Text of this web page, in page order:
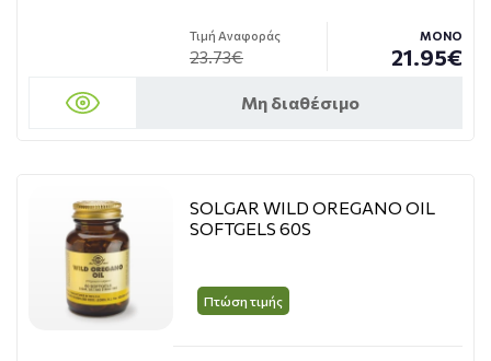
Τιμή Αναφοράς
23.73€
ΜΟΝΟ
21.95€
Μη διαθέσιμο
SOLGAR WILD OREGANO OIL
SOFTGELS 60S
Πτώση τιμής